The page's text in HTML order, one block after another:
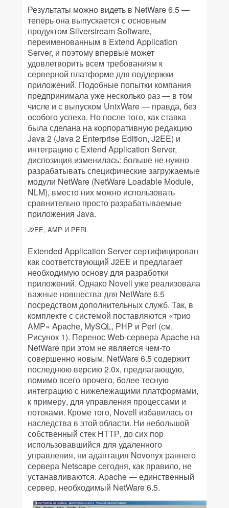
Результаты можно видеть в NetWare 6.5 —
теперь она выпускается с основным
продуктом Silverstream Software,
переименованным в Extend Application
Server, и поэтому впервые может
удовлетворить всем требованиям к
серверной платформе для поддержки
приложений. Подобные попытки компания
предпринимала уже несколько раз — в том
числе и с выпуском UnixWare — правда, без
особого успеха. Но после того, как ставка
была сделана на корпоративную редакцию
Java 2 (Java 2 Enterprise Edition, J2EE) и
интеграцию с Extend Application Server,
диспозиция изменилась: больше не нужно
разрабатывать специфические загружаемые
модули NetWare (NetWare Loadable Module,
NLM), вместо них можно использовать
сравнительно просто разрабатываемые
приложения Java.
J2EE, AMP И PERL
Extended Application Server сертифицирован
как соответствующий J2EE и предлагает
необходимую основу для разработки
приложений. Однако Novell уже реализовала
важные новшества для NetWare 6.5
посредством дополнительных служб. Так, в
комплекте с системой поставляются «трио
AMP» Apache, MySQL, РНР и Perl (см.
Рисунок 1). Перенос Web-сервера Apache на
NetWare при этом не является чем-то
совершенно новым. NetWare 6.5 содержит
последнюю версию 2.0х, предлагающую,
помимо всего прочего, более тесную
интеграцию с нижележащими платформами,
к примеру, для управления процессами и
потоками. Кроме того, Novell избавилась от
наследства в этой области. Ни небольшой
собственный стек НТТР, до сих пор
использовавшийся для удаленного
управления, ни адаптация Novonyx раннего
сервера Netscape сегодня, как правило, не
устанавливаются. Apache — единственный
сервер, необходимый NetWare 6.5.